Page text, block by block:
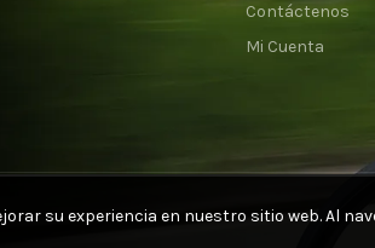
Contáctenos
Mi Cuenta
su experiencia en nuestro sitio web.Al